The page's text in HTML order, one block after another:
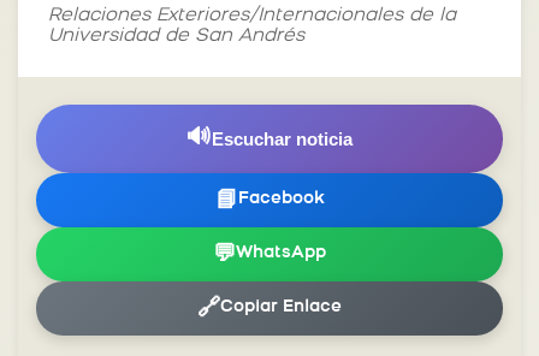
Relaciones Exteriores/Internacionales de la
Universidad de San Andrés
🔊Escuchar noticia
📘 Facebook
💬WhatsApp
🔗Copiar Enlace